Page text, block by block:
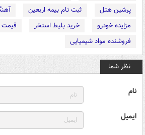
پرشین هتل
ثبت نام بیمه اربعین
مزایده خودرو
خرید بلیط استخر
فروشنده مواد شیمیایی
نظر شما
نام
ایمیل